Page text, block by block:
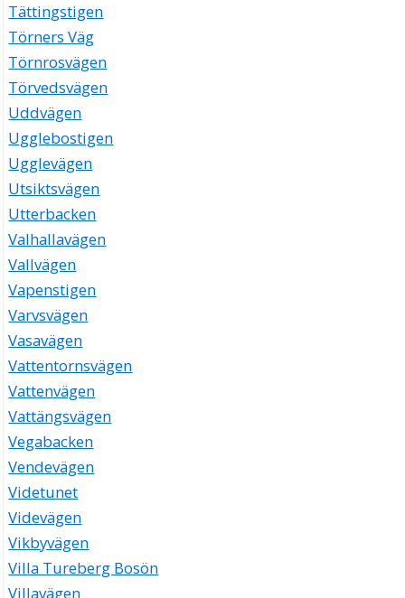
Tättingstigen
Törners Väg
Törnrosvägen
Törvedsvägen
Uddvägen
Ugglebostigen
Ugglevägen
Utsiktsvägen
Utterbacken
Valhallavägen
Vallvägen
Vapenstigen
Varvsvägen
Vasavägen
Vattentornsvägen
Vattenvägen
Vattängsvägen
Vegabacken
Vendevägen
Videtunet
Videvägen
Vikbyvägen
Villa Tureberg Bosön
Villavägen